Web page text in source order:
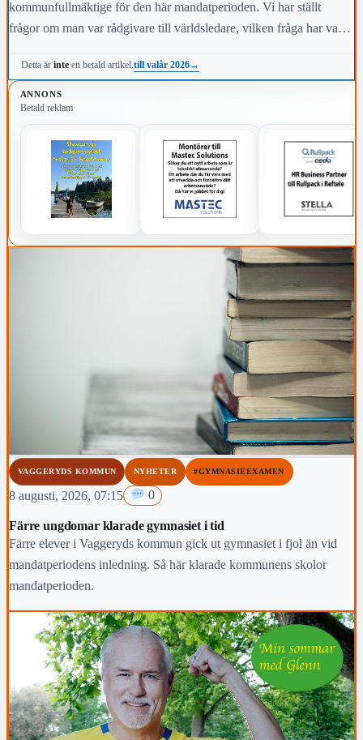
kommunfullmäktige för den här mandatperioden. Vi har ställt
frågor om man var rådgivare till världsledare, vilken fråga har varit
viktigast för kommunens invånare i höst och vem anses vara den
mest kända personen i kommunen.
Detta ärinte en betald artikel.till valår 2026→
ANNONS
Betald reklam
VAGGERYDS KOMMUN NYHETER #GYMNASIEEXAMEN
8 augusti, 2026, 07:15 0
Färre ungdomar klarade gymnasiet i tid
Färre elever i Vaggeryds kommun gick ut gymnasiet i fjol än vid
mandatperiodens inledning. Så här klarade kommunens skolor
mandatperioden.